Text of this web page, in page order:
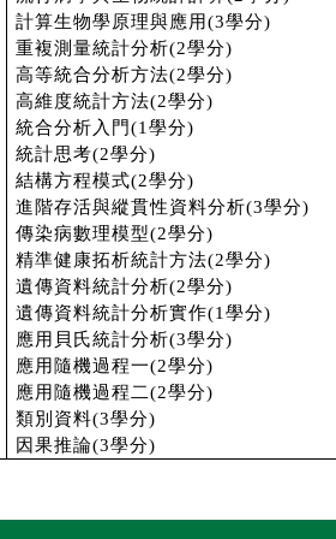
計算生物學原理與應用(3學分)
重複測量統計分析(2學分)
高等統合分析方法(2學分)
高維度統計方法(2學分)
統合分析入門(1學分)
統計思考(2學分)
結構方程模式(2學分)
進階存活與縱貫性資料分析(3學分)
傳染病數理模型(2學分)
精準健康拓析統計方法(2學分)
遺傳資料統計分析(2學分)
遺傳資料統計分析實作(1學分)
應用貝氏統計分析(3學分)
應用隨機過程一(2學分)
應用隨機過程二(2學分)
類別資料(3學分)
因果推論(3學分)